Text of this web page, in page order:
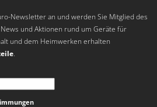
Newsletter an und werden Sie Mitglied des
und Aktionen rund um Geräte für
und dem Heimwerken erhalten
.